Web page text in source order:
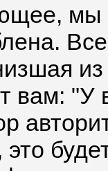
мы
вам:
это